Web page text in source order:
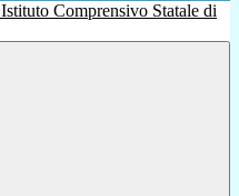
Istituto Comprensivo Statale di